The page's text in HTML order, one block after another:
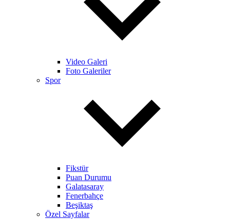
Video Galeri
Foto Galeriler
Spor
Fikstür
Puan Durumu
Galatasaray
Fenerbahçe
Beşiktaş
Özel Sayfalar